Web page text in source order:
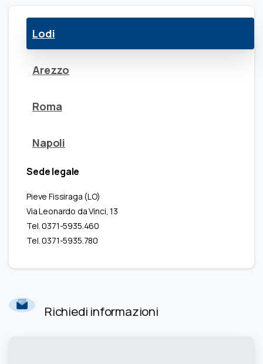
Lodi
Arezzo
Roma
Napoli
Sede legale
Pieve Fissiraga (LO)
Via Leonardo da Vinci, 13
Tel. 0371-5935.460
Tel. 0371-5935.780
Richiedi informazioni